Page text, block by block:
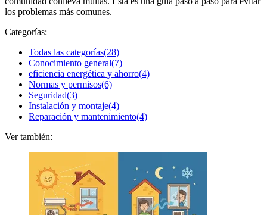
los problemas más comunes.
Categorías:
Todas las categorías(28)
Conocimiento general(7)
eficiencia energética y ahorro(4)
Normas y permisos(6)
Seguridad(3)
Instalación y montaje(4)
Reparación y mantenimiento(4)
Ver también: